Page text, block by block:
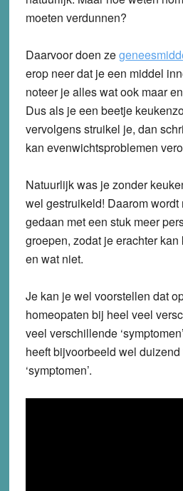
moeten verdunnen?
Daarvoor doen ze
erop neer dat je een middel
noteer je alles wat ook maar
Dus als je een beetje
vervolgens struikel je, dan
kan evenwichtsproblemen
Natuurlijk was je zonder
wel gestruikeld! Daarom
gedaan met een stuk meer
groepen, zodat je erachter
en wat niet.
Je kan je wel voorstellen dat
homeopaten bij heel veel
veel verschillende
heeft bijvoorbeeld wel
‘symptomen’.